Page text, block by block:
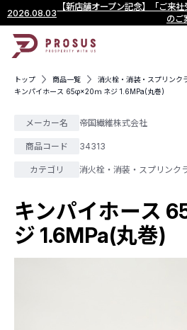
2026.08.03
【新店舗オープン記念】「ご来
のご
トップ 商品一覧
消火栓・消装・スプリンク
キンパイホース 65φ×20ｍ ネジ 1.6MPa(丸巻)
メーカー名 帝国繊維株式会社
商品コード 34313
カテゴリ 消火栓・消装・スプリンク
キンパイホース
ジ 1.6MPa(丸巻)